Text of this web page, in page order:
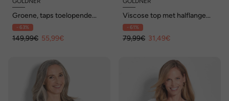
Groene, taps toelopende
broek SARA, sportief
- 63%
149,99€ 55,99€
Viscose top met halflange
mouwen
- 61%
79,99€ 31,49€